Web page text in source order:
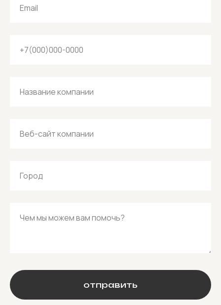
Email
+7(000)000-0000
Название компании
Веб-сайт компании
Город
Чем мы можем вам помочь?
отправить